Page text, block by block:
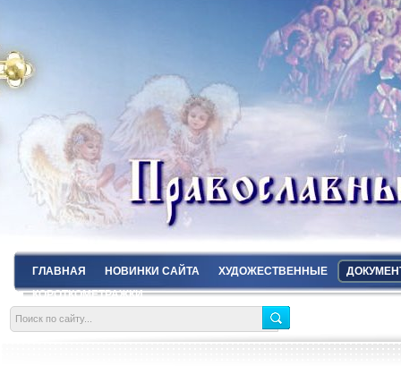
ГЛАВНАЯ НОВИНКИ САЙТА ХУДОЖЕСТВЕННЫЕ
КОРОТКОМЕТРАЖКИ